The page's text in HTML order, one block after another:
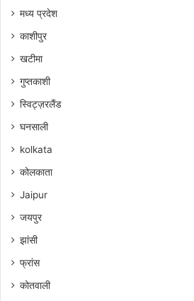
मध्य प्रदेश
काशीपुर
खटीमा
गुप्तकाशी
स्विट्ज़रलैंड
घनसाली
kolkata
कोलकाता
Jaipur
जयपुर
झांसी
फ्रांस
कोतवाली